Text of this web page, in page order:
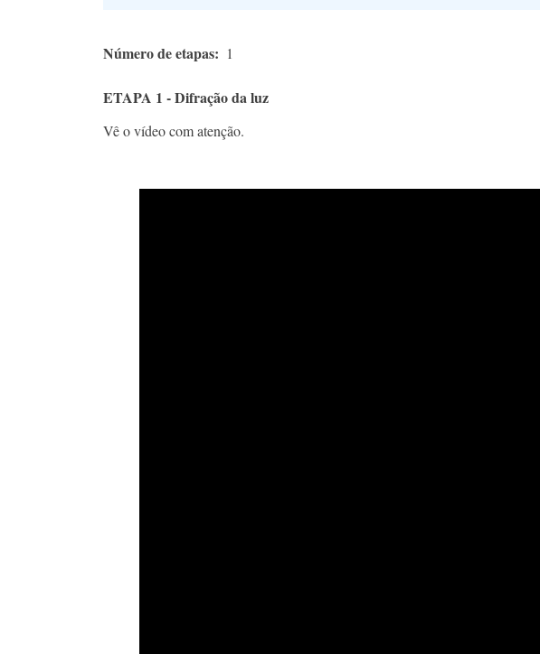
Número de etapas 1
ETAPA 1 - Difração da luz
Vê o vídeo com atenção.